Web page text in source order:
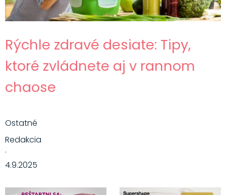
Rýchle zdravé desiate: Tipy,
ktoré zvládnete aj v rannom
chaose
Ostatné
Redakcia
·
4.9.2025